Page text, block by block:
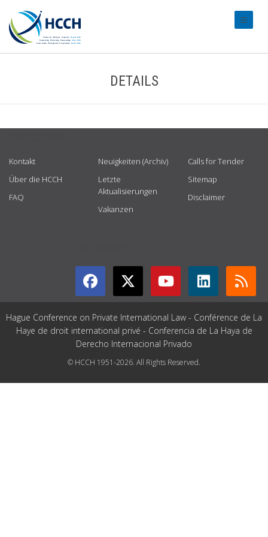
DETAILS
Kontakt
Über die HCCH
FAQ
Neuigkeiten (Archiv)
Letzte
Aktualisierungen
Vakanzen
Calls for Tender
Sitemap
Disclaimer
Hague Conference on Private International Law - Conférence de La
Haye de droit international privé - Conferencia de La Haya de
Derecho Internacional Privado
© HCCH 1951-2026. All Rights Reserved.